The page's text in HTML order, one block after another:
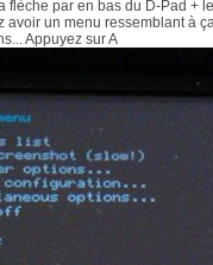
flèche par en bas du D-Pad +
un menu ressemblant à ça,
Appuyez sur A